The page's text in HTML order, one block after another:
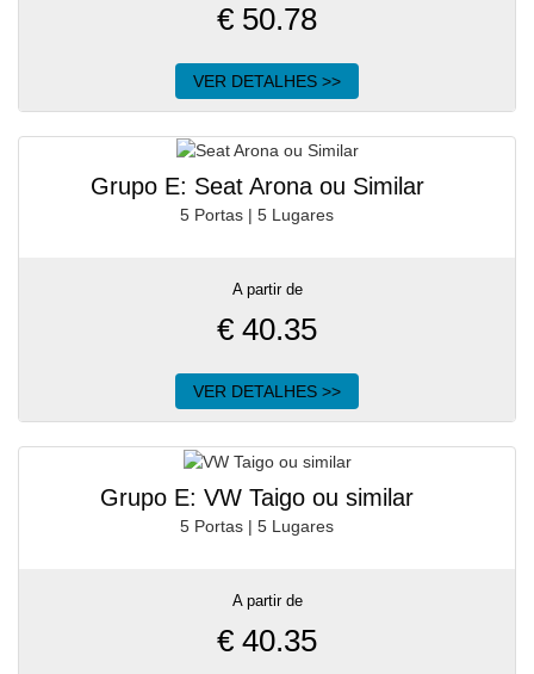
€ 50.78
VER DETALHES >>
Grupo E: Seat Arona ou Similar
5 Portas | 5 Lugares
A partir de
€ 40.35
VER DETALHES >>
Grupo E: VW Taigo ou similar
5 Portas | 5 Lugares
A partir de
€ 40.35